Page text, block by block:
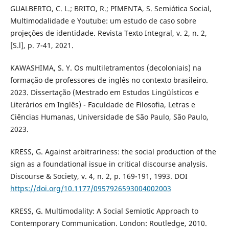
GUALBERTO, C. L.; BRITO, R.; PIMENTA, S. Semiótica Social,
Multimodalidade e Youtube: um estudo de caso sobre
projeções de identidade. Revista Texto Integral, v. 2, n. 2,
[S.l], p. 7-41, 2021.
KAWASHIMA, S. Y. Os multiletramentos (decoloniais) na
formação de professores de inglês no contexto brasileiro.
2023. Dissertação (Mestrado em Estudos Lingüísticos e
Literários em Inglês) - Faculdade de Filosofia, Letras e
Ciências Humanas, Universidade de São Paulo, São Paulo,
2023.
KRESS, G. Against arbitrariness: the social production of the
sign as a foundational issue in critical discourse analysis.
Discourse & Society, v. 4, n. 2, p. 169-191, 1993. DOI
https://doi.org/10.1177/0957926593004002003
KRESS, G. Multimodality: A Social Semiotic Approach to
Contemporary Communication. London: Routledge, 2010.